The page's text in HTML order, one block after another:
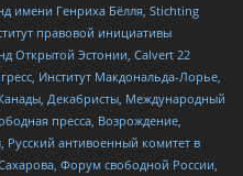
Генриха Бёлля, Stichting
правовой инициативы
Открытой Эстонии, Calvert 22
Институт Макдональда-Лорье,
Декабристы, Международный
пресса, Возрождение,
Русский антивоенный комитет в
Форум свободной России,